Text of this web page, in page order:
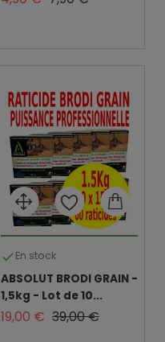
En stock
ABSOLUT BRODI GRAIN -
1,5kg - Lot de 10...
19,00 € Prix de base
39,00 €Prix